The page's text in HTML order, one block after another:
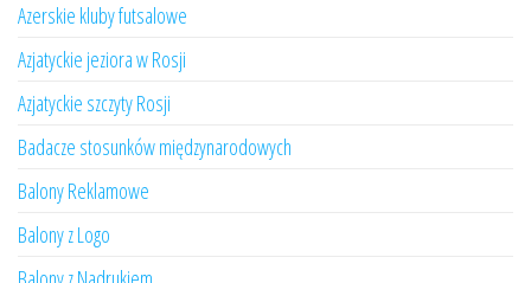
Azerskie kluby futsalowe
Azjatyckie jeziora w Rosji
Azjatyckie szczyty Rosji
Badacze stosunków międzynarodowych
Balony Reklamowe
Balony z Logo